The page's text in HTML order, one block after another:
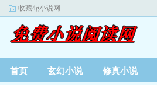
收藏4g小说网
首页 玄幻小说 修真小说